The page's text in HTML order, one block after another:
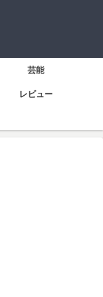
芸能
レビュー